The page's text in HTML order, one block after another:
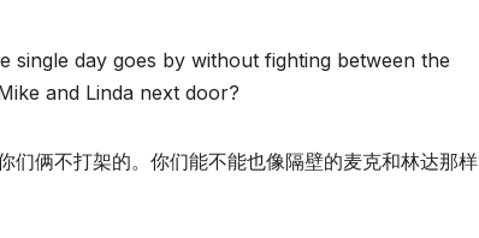
single day goes by without fighting between the
and Linda next door?
们俩不打架的。你们能不能也像隔壁的麦克和林达那样